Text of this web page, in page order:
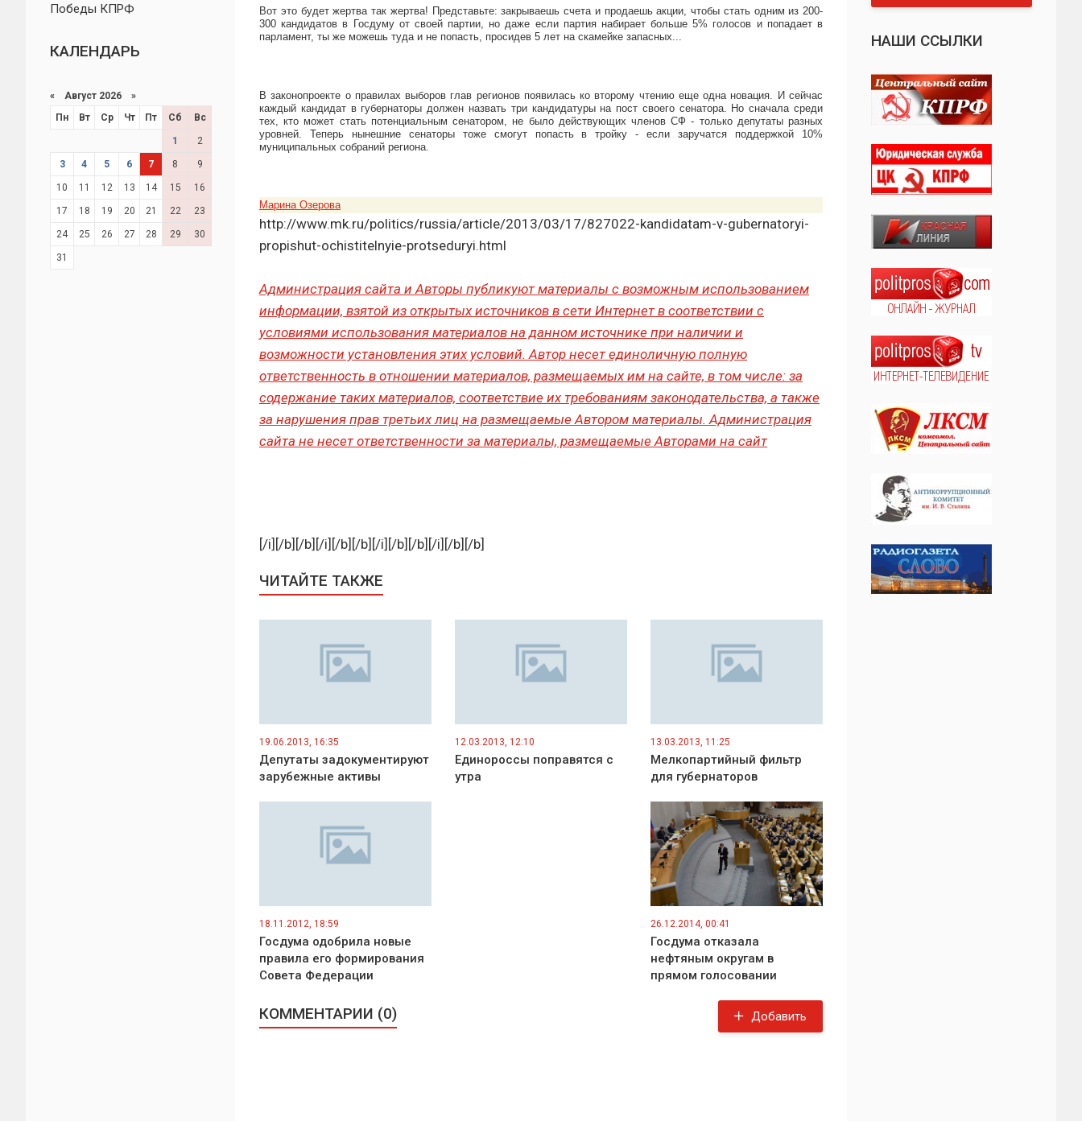
Победы КПРФ
КАЛЕНДАРЬ
« Август 2026 »
Пн
Вт Ср Чт Пт Сб Вс
1 2
3 4 5 6 7 8 9
10 11 12 13 14 15 16
17 18 19 20 21 22 23
24 25 26 27 28 29 30
31
Вот это будет жертва так жертва! Представьте: закрываешь счета и продаешь акции, чтобы стать одним из 200-
300 кандидатов в Госдуму от своей партии, но даже если партия набирает больше 5% голосов и попадает в
парламент, ты же можешь туда и не попасть, просидев 5 лет на скамейке запасных...
В законопроекте о правилах выборов глав регионов появилась ко второму чтению еще одна новация. И сейчас
каждый кандидат в губернаторы должен назвать три кандидатуры на пост своего сенатора. Но сначала среди
тех, кто может стать потенциальным сенатором, не было действующих членов СФ - только депутаты разных
уровней. Теперь нынешние сенаторы тоже смогут попасть в тройку - если заручатся поддержкой 10%
муниципальных собраний региона.
Марина Озерова
http://www.mk.ru/politics/russia/article/2013/03/17/827022-kandidatam-v-gubernatoryi-
propishut-ochistitelnyie-protseduryi.html
Администрация сайта и Авторы публикуют материалы с возможным использованием
информации, взятой из открытых источников в сети Интернет в соответствии с
условиями использования материалов на данном источнике при наличии и
возможности установления этих условий. Автор несет единоличную полную
ответственность в отношении материалов, размещаемых им на сайте, в том числе: за
содержание таких материалов, соответствие их требованиям законодательства, а также
за нарушения прав третьих лиц на размещаемые Автором материалы. Администрация
сайта не несет ответственности за материалы, размещаемые Авторами на сайт
[/i][/b][/b][/i][/b][/b][/i][/b][/b][/i][/b][/b]
ЧИТАЙТЕ ТАКЖЕ
19.06.2013, 16:35
Депутаты задокументируют
зарубежные активы
12.03.2013, 12:10
Единороссы поправятся с
утра
13.03.2013, 11:25
Мелкопартийный фильтр
для губернаторов
18.11.2012, 18:59
Госдума одобрила новые
правила его формирования
Совета Федерации
26.12.2014, 00:41
Госдума отказала
нефтяным округам в
прямом голосовании
КОММЕНТАРИИ (0) Добавить
НАШИ ССЫЛКИ